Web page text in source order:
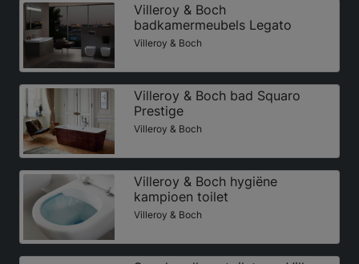
Villeroy & Boch
badkamermeubels Legato
Villeroy & Boch
Villeroy & Boch bad Squaro
Prestige
Villeroy & Boch
Villeroy & Boch hygiëne
kampioen toilet
Villeroy & Boch